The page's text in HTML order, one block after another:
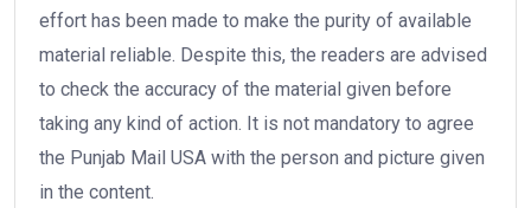
effort has been made to make the purity of available
material reliable. Despite this, the readers are advised
to check the accuracy of the material given before
taking any kind of action. It is not mandatory to agree
the Punjab Mail USA with the person and picture given
in the content.